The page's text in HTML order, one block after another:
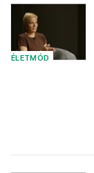
ÉLETMÓD